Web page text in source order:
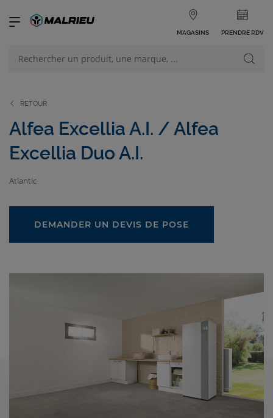
MAGASINS PRENDRE RDV
NOS PRODUITS
NOS CATÉGORIES
RETOUR
Alfea Excellia A.I. / Alfea
Excellia Duo A.I.
Atlantic